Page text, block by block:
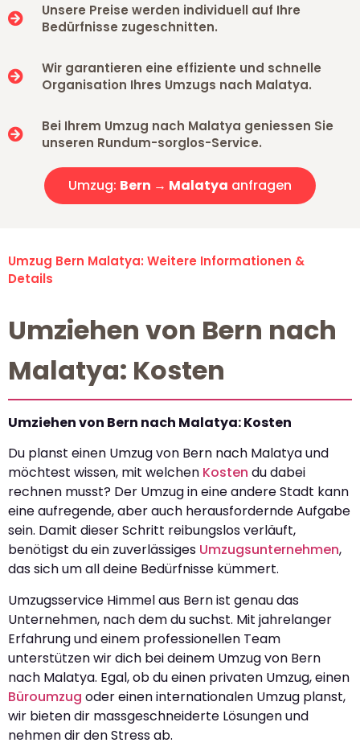
Unsere Preise werden individuell auf Ihre
Bedürfnisse zugeschnitten.
Wir garantieren eine effiziente und schnelle
Organisation Ihres Umzugs nach Malatya.
Bei Ihrem Umzug nach Malatya geniessen Sie
unseren Rundum-sorglos-Service.
Umzug: Bern → Malatya anfragen
Umzug Bern Malatya: Weitere Informationen &
Details
Umziehen von Bern nach
Malatya: Kosten
Umziehen von Bern nach Malatya: Kosten
Du planst einen Umzug von Bern nach Malatya und
möchtest wissen, mit welchen Kosten du dabei
rechnen musst? Der Umzug in eine andere Stadt kann
eine aufregende, aber auch herausfordernde Aufgabe
sein. Damit dieser Schritt reibungslos verläuft,
benötigst du ein zuverlässiges Umzugsunternehmen,
das sich um all deine Bedürfnisse kümmert.
Umzugsservice Himmel aus Bern ist genau das
Unternehmen, nach dem du suchst. Mit jahrelanger
Erfahrung und einem professionellen Team
unterstützen wir dich bei deinem Umzug von Bern
nach Malatya. Egal, ob du einen privaten Umzug, einen
Büroumzug oder einen internationalen Umzug planst,
wir bieten dir massgeschneiderte Lösungen und
nehmen dir den Stress ab.